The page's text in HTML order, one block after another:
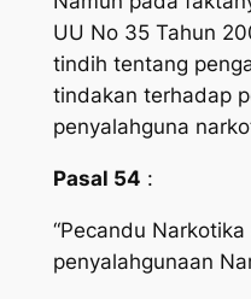
UU No 35 Tahun
tindih tentang
tindakan terhadap
penyalahguna
Pasal 54 :
“Pecandu
penyalahgunaan